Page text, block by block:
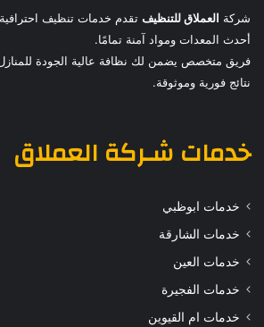
شركة العملاق للتنظيف تقدم خدمات تنظيف
أحدث المعدات ومواد آمنة تمامًا.
فريق متخصص يضمن لك نظافة عالية الجودة
نتائج فورية وموثوقة.
خدمات شـركة العملاق
خدمات ابوظبي
خدمات الشارقة
خدمات العين
خدمات الفجيرة
خدمات ام القيوين